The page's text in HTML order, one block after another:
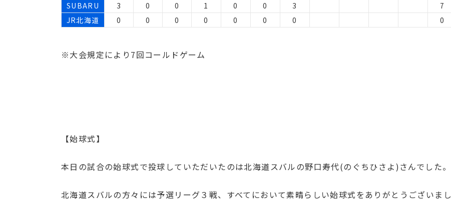
SUBARU
3 0 0 1 0 0 3
7
JR北海道
0 0 0 0 0 0 0 0
※大会規定により7回コールドゲーム
【始球式】
本日の試合の始球式で投球していただいたのは北海道スバルの野口寿代(のぐちひさよ)さんでした。
北海道スバルの方々には予選リーグ３戦、すべてにおいて素晴らしい始球式をありがとうございまし